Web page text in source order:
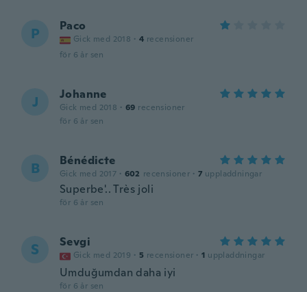
P Paco
Gick med 2018 · 4 recensioner
för 6 år sen
J Johanne
Gick med 2018 · 69 recensioner
för 6 år sen
B Bénédicte
Gick med 2017 · 602 recensioner · 7 uppladdningar
Superbe'.. Très joli
för 6 år sen
S Sevgi
Gick med 2019 · 5 recensioner · 1 uppladdningar
Umduğumdan daha iyi
för 6 år sen